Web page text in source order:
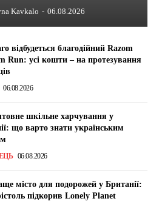
Kavkalo - 06.08.2026
відбудеться благодійний Razom
Run: усі кошти – на протезування
06.08.2026
шкільне харчування у
що варто знати українським
06.08.2026
місто для подорожей у Британії:
підкорив Lonely Planet